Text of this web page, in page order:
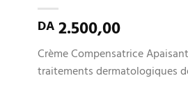
DA 2.500,00
Crème Compensatrice
traitements dermatologiques